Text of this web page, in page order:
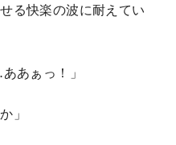
る快楽の波に耐えてい
あぁっ！」
」